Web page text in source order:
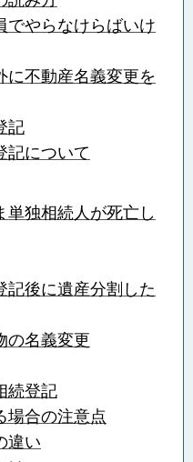
でやらなけらばいけ
に不動産名義変更を
記
記について
単独相続人が死亡し
記後に遺産分割した
の名義変更
続登記
場合の注意点
違い